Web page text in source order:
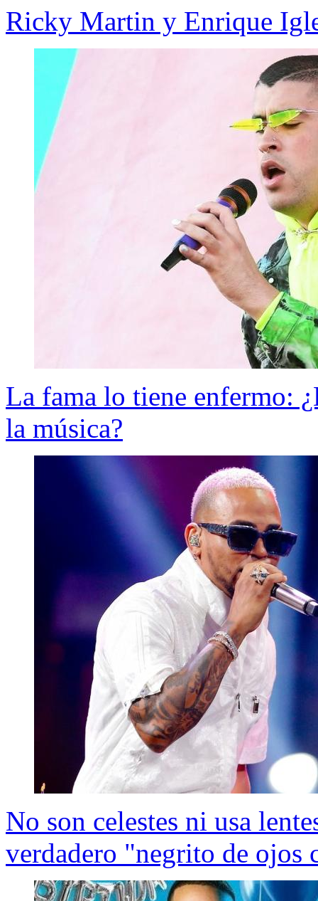
Ricky Martin y Enrique
La fama lo tiene enfermo:
la música?
No son celestes ni usa
verdadero "negrito de ojos